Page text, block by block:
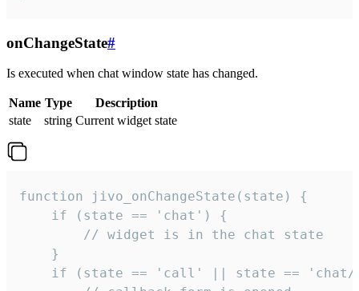
onChangeState#
Is executed when chat window state has changed.
Name Type
Description
state
string Current widget state
function jivo_onChangeState(state) {
    if (state == 'chat') {
        // widget is in the chat state
    }
if (state == 'call' || state ==